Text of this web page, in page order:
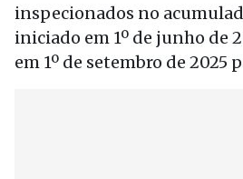
inspecionados no
iniciado em 1º de junho de
em 1º de setembro de 2025